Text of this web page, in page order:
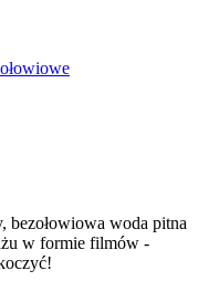
woda pitna
w formie filmów -